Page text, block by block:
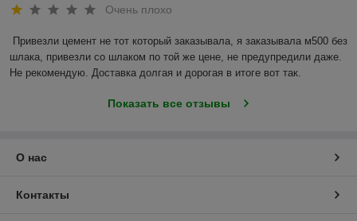
Очень плохо
Привезли цемент не тот который заказывала, я заказывала м500 без
шлака, привезли со шлаком по той же цене, не предупредили даже.
Не рекомендую. Доставка долгая и дорогая в итоге вот так.
Показать все отзывы
О нас
Контакты